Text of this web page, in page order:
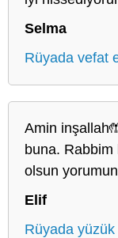
Selma
Rüyada vefat
Amin
buna. Rabbim
olsun
Elif
Rüyada yüzük